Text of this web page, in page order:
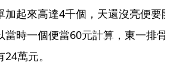
加起來高達4千個，天還沒亮便要
當時一個便當60元計算，東一排骨
萬元。